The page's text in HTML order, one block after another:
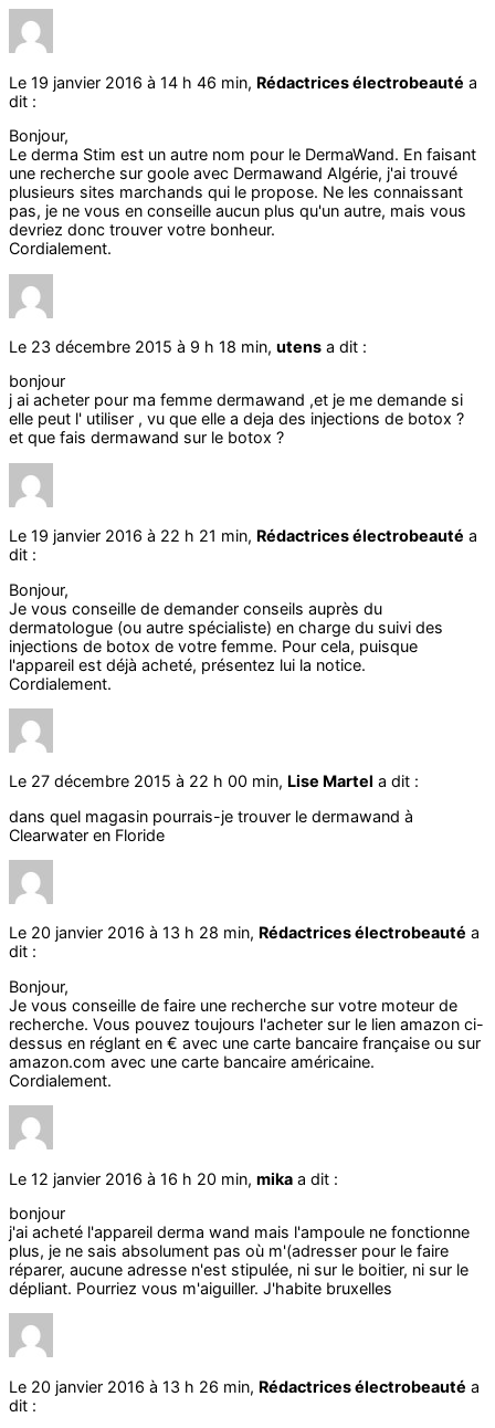
Le 19 janvier 2016 à 14 h 46 min, Rédactrices électrobeauté a
dit :
Bonjour,
Le derma Stim est un autre nom pour le DermaWand. En faisant
une recherche sur goole avec Dermawand Algérie, j'ai trouvé
plusieurs sites marchands qui le propose. Ne les connaissant
pas, je ne vous en conseille aucun plus qu'un autre, mais vous
devriez donc trouver votre bonheur.
Cordialement.
Le 23 décembre 2015 à 9 h 18 min, utens a dit :
bonjour
j ai acheter pour ma femme dermawand ,et je me demande si
elle peut l' utiliser , vu que elle a deja des injections de botox ?
et que fais dermawand sur le botox ?
Le 19 janvier 2016 à 22 h 21 min, Rédactrices électrobeauté a
dit :
Bonjour,
Je vous conseille de demander conseils auprès du
dermatologue (ou autre spécialiste) en charge du suivi des
injections de botox de votre femme. Pour cela, puisque
l'appareil est déjà acheté, présentez lui la notice.
Cordialement.
Le 27 décembre 2015 à 22 h 00 min, Lise Martel a dit :
dans quel magasin pourrais-je trouver le dermawand à
Clearwater en Floride
Le 20 janvier 2016 à 13 h 28 min, Rédactrices électrobeauté a
dit :
Bonjour,
Je vous conseille de faire une recherche sur votre moteur de
recherche. Vous pouvez toujours l'acheter sur le lien amazon ci-
dessus en réglant en € avec une carte bancaire française ou sur
amazon.com avec une carte bancaire américaine.
Cordialement.
Le 12 janvier 2016 à 16 h 20 min, mika a dit :
bonjour
j'ai acheté l'appareil derma wand mais l'ampoule ne fonctionne
plus, je ne sais absolument pas où m'(adresser pour le faire
réparer, aucune adresse n'est stipulée, ni sur le boitier, ni sur le
dépliant. Pourriez vous m'aiguiller. J'habite bruxelles
Le 20 janvier 2016 à 13 h 26 min, Rédactrices électrobeauté a
dit :